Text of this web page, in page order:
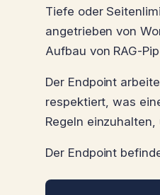
Tiefe oder
angetrieben von
Aufbau von RAG-
Der Endpoint
respektiert, was
Regeln
Der Endpoint